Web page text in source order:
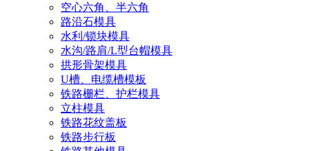
空心六角、半六角
路沿石模具
水利/锁块模具
水沟/路肩/L型台帽模具
拱形骨架模具
U槽、电缆槽模板
铁路栅栏、护栏模具
立柱模具
铁路花纹盖板
铁路步行板